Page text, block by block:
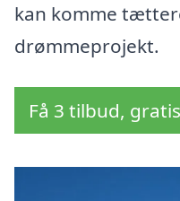
kan komme
drømmeprojekt.
Få 3 tilbud,